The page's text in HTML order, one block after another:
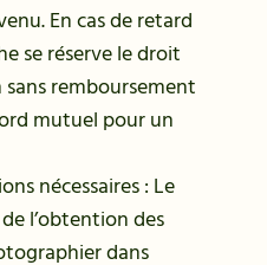
En cas de retard
se réserve le droit
remboursement
mutuel pour un
nécessaires : Le
l’obtention des
dans